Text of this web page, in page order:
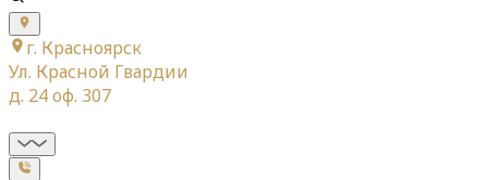
г. Красноярск
Ул. Красной Гвардии
д. 24 оф. 307